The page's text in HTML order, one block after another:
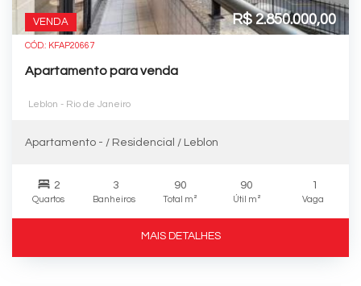
VENDA R$ 2.850.000,00
CÓD.: KFAP20667
Apartamento para venda
Leblon - Rio de Janeiro
Apartamento - / Residencial / Leblon
2
Quartos
3
Banheiros
90
Total m²
90
Útil m²
1
Vaga
MAIS DETALHES